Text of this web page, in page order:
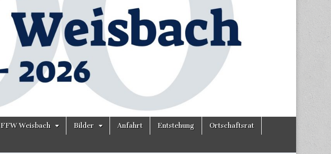
FFW Weisbach Bilder Anfahrt Entstehung Ortschaftsrat